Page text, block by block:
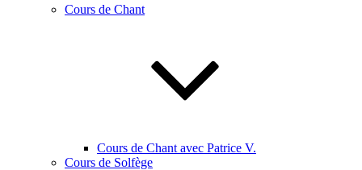
Cours de Chant
Cours de Chant avec Patrice V.
Cours de Solfège